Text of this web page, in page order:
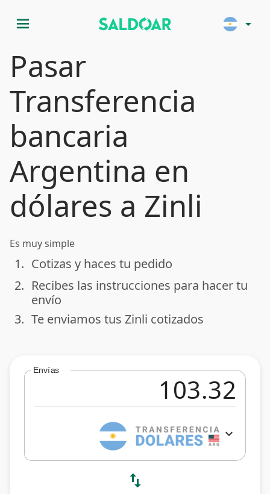
menu arrow_drop_down
Pasar
Transferencia
bancaria
Argentina en
dólares a Zinli
Es muy simple
done
1. Cotizas y haces tu pedido
done
2. Recibes las instrucciones para hacer tu
envío
done
3. Te enviamos tus Zinli cotizados
Envías
expand_more
swap_vert